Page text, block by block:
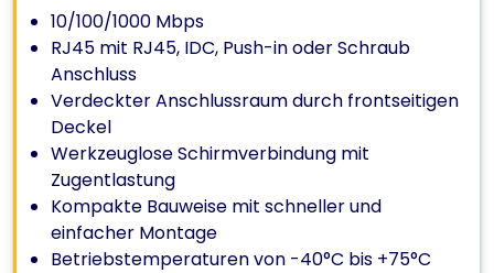
10/100/1000 Mbps
RJ45 mit RJ45, IDC, Push-in oder Schraub
Anschluss
Verdeckter Anschlussraum durch frontseitigen
Deckel
Werkzeuglose Schirmverbindung mit
Zugentlastung
Kompakte Bauweise mit schneller und
einfacher Montage
Betriebstemperaturen von -40°C bis +75°C